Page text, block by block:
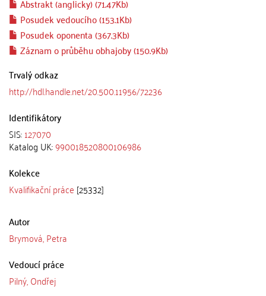
Abstrakt (anglicky) (71.47Kb)
Posudek vedoucího (153.1Kb)
Posudek oponenta (367.3Kb)
Záznam o průběhu obhajoby (150.9Kb)
Trvalý odkaz
http://hdl.handle.net/20.500.11956/72236
Identifikátory
SIS:127070
Katalog UK:990018520800106986
Kolekce
Kvalifikační práce [25332]
Autor
Brymová, Petra
Vedoucí práce
Pilný, Ondřej